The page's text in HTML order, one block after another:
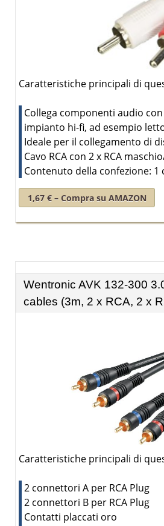
Caratteristiche principali di
Collega componenti audio
impianto hi-fi, ad esempio
Ideale per il collegamento di
Cavo RCA con 2 x RCA
Contenuto della confezione: 1
1,67 € – Compra su AMAZON
Wentronic AVK 132-300
cables (3m, 2 x RCA, 2 x
Caratteristiche principali di
2 connettori A per RCA Plug
2 connettori B per RCA Plug
Contatti placcati oro